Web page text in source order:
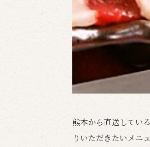
熊本から直送してい
りいただきたいメニ